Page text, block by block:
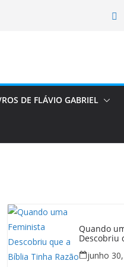
DE FLÁVIO GABRIEL
Quando
Descobriu
junho